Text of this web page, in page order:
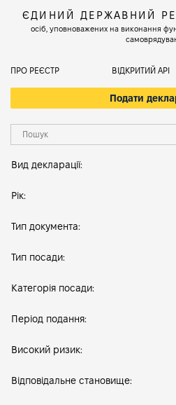
ЄДИНИЙ ДЕРЖАВНИЙ
осіб, уповноважених на виконання
ПРО РЕЄСТР ВІДКРИТИЙ АРІ
Подати
Вид декларації:
Рік:
Тип документа:
Тип посади:
Категорія посади:
Період подання:
Високий ризик:
Відповідальне становище: